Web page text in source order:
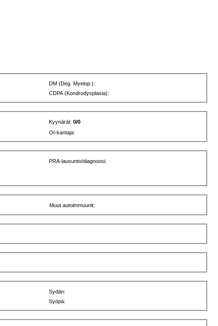
DM (Deg. Myelop.):
CDPA (Kondrodysplasia):
Kyynärät:0/0
OI-kantaja:
PRA-lausunto/diagnoosi:
Muut autoimmuunit:
Sydän:
Syöpä: